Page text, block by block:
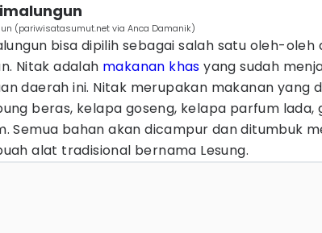
(pariwisatasumut.net via Anca Damanik)
bisa dipilih sebagai salah satu oleh-oleh
Nitak adalah makanan khas yang sudah
daerah ini. Nitak merupakan makanan yang
beras, kelapa goseng, kelapa parfum lada,
Semua bahan akan dicampur dan ditumbuk
alat tradisional bernama Lesung.